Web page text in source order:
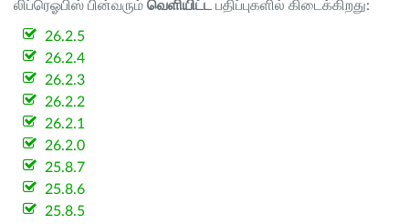
லிப்ரெஓபிஸ் பின்வரும் வெளியிட்ட பதிப்புகளில் கிடைக்கிறது:
26.2.5
26.2.4
26.2.3
26.2.2
26.2.1
26.2.0
25.8.7
25.8.6
25.8.5